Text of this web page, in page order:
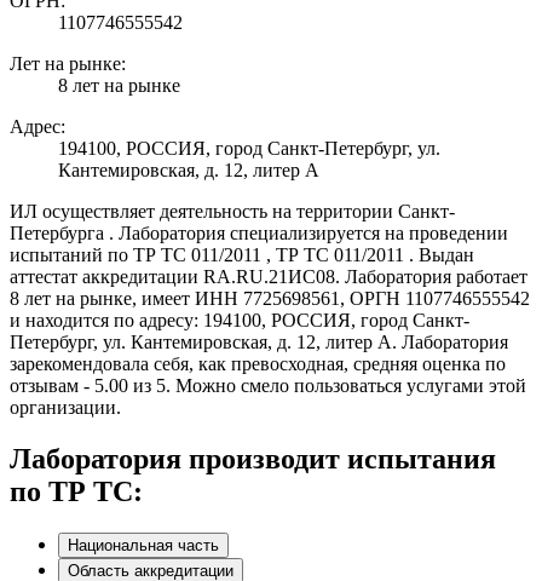
1107746555542
Лет на рынке:
8 лет на рынке
Адрес:
194100, РОССИЯ, город Санкт-Петербург, ул.
Кантемировская, д. 12, литер А
ИЛ осуществляет деятельность на территории Санкт-
Петербурга . Лаборатория специализируется на проведении
испытаний по ТР ТС 011/2011 , ТР ТС 011/2011 . Выдан
аттестат аккредитации RA.RU.21ИС08. Лаборатория работает
8 лет на рынке, имеет ИНН 7725698561, ОРГН 1107746555542
и находится по адресу: 194100, РОССИЯ, город Санкт-
Петербург, ул. Кантемировская, д. 12, литер А. Лаборатория
зарекомендовала себя, как превосходная, средняя оценка по
отзывам - 5.00 из 5. Можно смело пользоваться услугами этой
организации.
Лаборатория производит испытания
по ТР ТС:
Национальная часть
Область аккредитации